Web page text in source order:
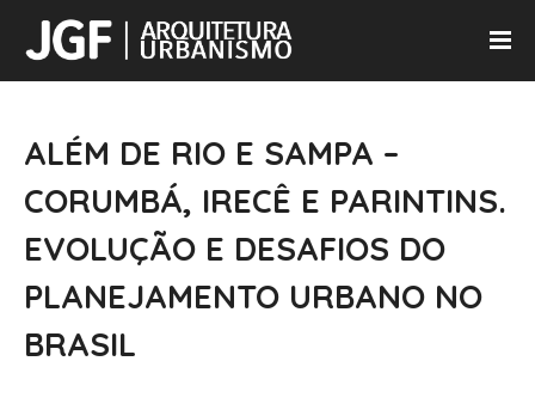
ALÉM DE RIO E SAMPA –
CORUMBÁ, IRECÊ E PARINTINS.
EVOLUÇÃO E DESAFIOS DO
PLANEJAMENTO URBANO NO
BRASIL